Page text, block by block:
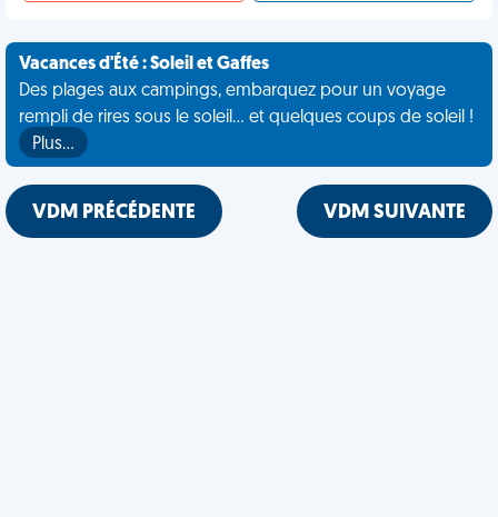
Vacances d'Été : Soleil et Gaffes
Des plages aux campings, embarquez pour un voyage
rempli de rires sous le soleil... et quelques coups de soleil !
Plus…
VDM PRÉCÉDENTE VDM SUIVANTE